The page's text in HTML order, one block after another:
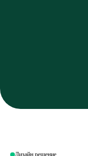
Дизайн решение